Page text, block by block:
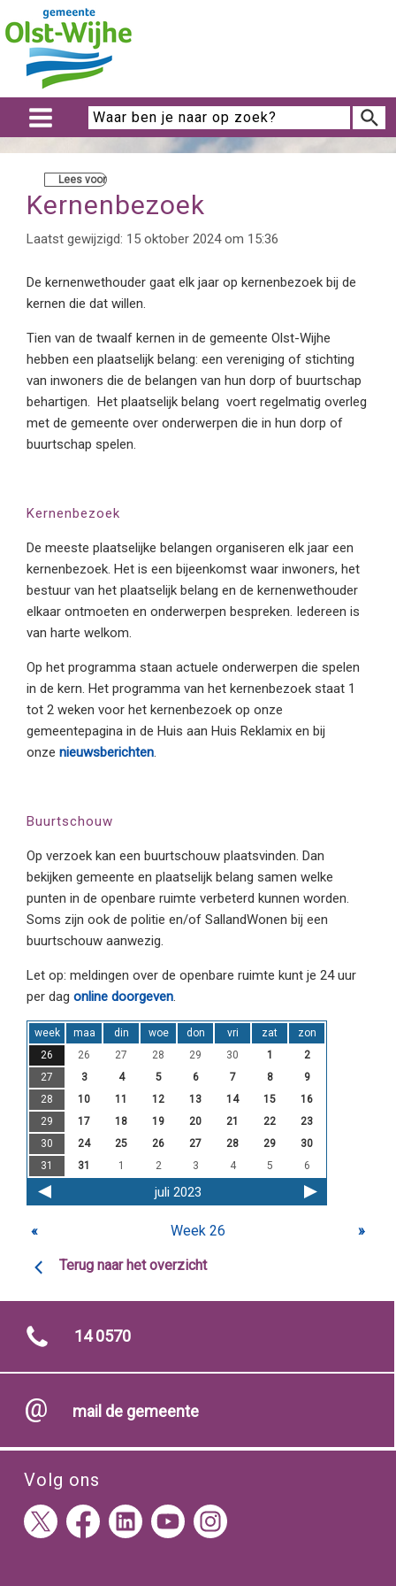
Lees voor
Kernenbezoek
Laatst gewijzigd: 15 oktober 2024 om 15:36
De kernenwethouder gaat elk jaar op kernenbezoek bij de
kernen die dat willen.
Tien van de twaalf kernen in de gemeente Olst-Wijhe
hebben een plaatselijk belang: een vereniging of stichting
van inwoners die de belangen van hun dorp of buurtschap
behartigen. Het plaatselijk belang voert regelmatig overleg
met de gemeente over onderwerpen die in hun dorp of
buurtschap spelen.
Kernenbezoek
De meeste plaatselijke belangen organiseren elk jaar een
kernenbezoek. Het is een bijeenkomst waar inwoners, het
bestuur van het plaatselijk belang en de kernenwethouder
elkaar ontmoeten en onderwerpen bespreken. Iedereen is
van harte welkom.
Op het programma staan actuele onderwerpen die spelen
in de kern. Het programma van het kernenbezoek staat 1
tot 2 weken voor het kernenbezoek op onze
gemeentepagina in de Huis aan Huis Reklamix en bij
onze nieuwsberichten.
Buurtschouw
Op verzoek kan een buurtschouw plaatsvinden. Dan
bekijken gemeente en plaatselijk belang samen welke
punten in de openbare ruimte verbeterd kunnen worden.
Soms zijn ook de politie en/of SallandWonen bij een
buurtschouw aanwezig.
Let op: meldingen over de openbare ruimte kunt je 24 uur
per dag online doorgeven.
week maa din woe don vri zat
zon
26
26 27 28 29 30 1
2
27
3 4 5 6 7 8
9
28
10 11 12 13 14 15
16
29
17 18 19 20 21 22
23
30
24 25 26 27 28 29
30
31
31 1 2 3 4 5 6
juli 2023
« Week 26 »
Terug naar het overzicht
14 0570
mail de gemeente
Volg ons